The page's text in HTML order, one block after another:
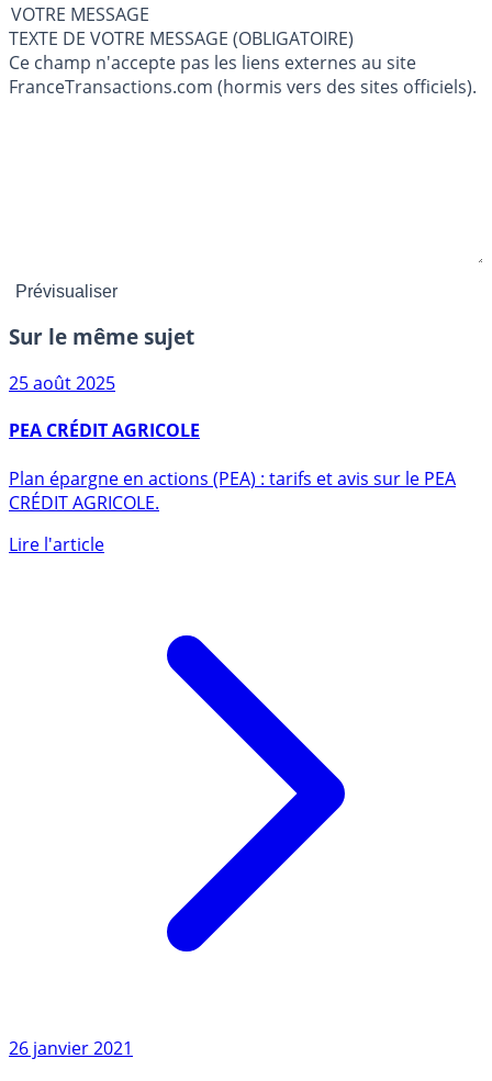
VOTRE MESSAGE
TEXTE DE VOTRE MESSAGE (OBLIGATOIRE)
Ce champ n'accepte pas les liens externes au site
FranceTransactions.com (hormis vers des sites officiels).
Sur le même sujet
25 août 2025
PEA CRÉDIT AGRICOLE
CRÉDIT AGRICOLE.